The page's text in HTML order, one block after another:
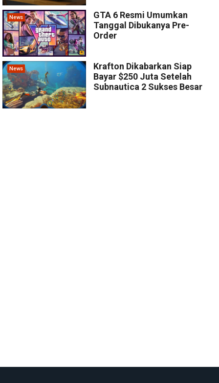
News
GTA 6 Resmi Umumkan
Tanggal Dibukanya Pre-
Order
News
Krafton Dikabarkan Siap
Bayar $250 Juta Setelah
Subnautica 2 Sukses Besar